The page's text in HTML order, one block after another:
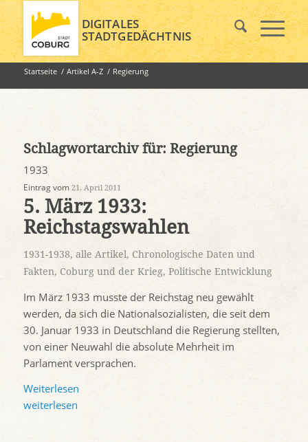
DIGITALES
STADTGEDÄCHTNIS
Startseite / Artikel A-Z / Regierung
Schlagwortarchiv für: Regierung
1933
Eintrag vom 21. April 2011
5. März 1933:
Reichstagswahlen
1931-1938, alle Artikel, Chronologische Daten und
Fakten, Coburg und der Krieg, Politische Entwicklung
Im März 1933 musste der Reichstag neu gewählt
werden, da sich die Nationalsozialisten, die seit dem
30. Januar 1933 in Deutschland die Regierung stellten,
von einer Neuwahl die absolute Mehrheit im
Parlament versprachen.
Weiterlesen
weiterlesen